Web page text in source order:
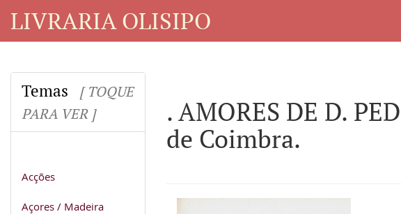
LIVRARIA OLISIPO
Temas
[ TOQUE
PARA VER ]
Acções
Açores / Madeira
. AMORES DE D.
de Coimbra.